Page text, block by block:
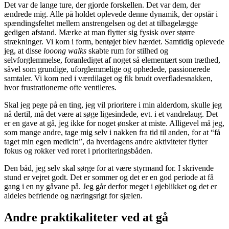
Det var de lange ture, der gjorde forskellen. Det var dem, der
ændrede mig. Alle på holdet oplevede denne dynamik, der opstår i
spændingsfeltet mellem anstrengelsen og det at tilbagelægge
gedigen afstand. Mærke at man flytter sig fysisk over større
strækninger. Vi kom i form, bentøjet blev hærdet. Samtidig oplevede
jeg, at disse looong walks skabte rum for stilhed og
selvforglemmelse, foranlediget af noget så elementært som træthed,
såvel som grundige, uforglemmelige og ophedede, passionerede
samtaler. Vi kom ned i værdilaget og fik brudt overfladesnakken,
hvor frustrationerne ofte ventileres.
Skal jeg pege på en ting, jeg vil prioritere i min alderdom, skulle jeg
nå dertil, må det være at søge ligesindede, evt. i et vandrelaug. Det
er en gave at gå, jeg ikke for noget ønsker at miste. Alligevel må jeg,
som mange andre, tage mig selv i nakken fra tid til anden, for at “få
taget min egen medicin”, da hverdagens andre aktiviteter flytter
fokus og rokker ved roret i prioriteringsbåden.
Den båd, jeg selv skal sørge for at være styrmand for. I skrivende
stund er vejret godt. Det er sommer og det er en god periode at få
gang i en ny gåvane på. Jeg går derfor meget i øjeblikket og det er
aldeles befriende og næringsrigt for sjælen.
Andre praktikaliteter ved at gå